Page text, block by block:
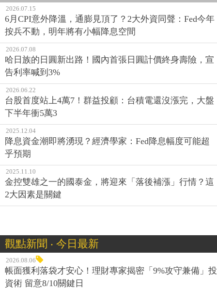
2026.07.15
6月CPI意外降溫，通膨見頂了？2大外資同聲：Fed今年
按兵不動，明年將有小幅降息空間
2026.07.08
哈日族的日圓新出路！國內首張日圓計價終身壽險，宣
告利率喊到3%
2026.06.22
台股首度站上4萬7！群益投顧：台積電還沒漲完，大盤
下半年衝5萬3
2025.12.04
降息資金潮即將湧現？經濟學家：Fed降息幅度可能超
乎預期
2025.11.10
金控雙雄之一的國泰金，將迎來「落後補漲」行情？這
2大因素是關鍵
觀點新聞 ‧ 今日最新
2026.08.06
帳面獲利落袋才安心！理財專家揭密「9%攻守兼備」投
資術 留意8/10關鍵日